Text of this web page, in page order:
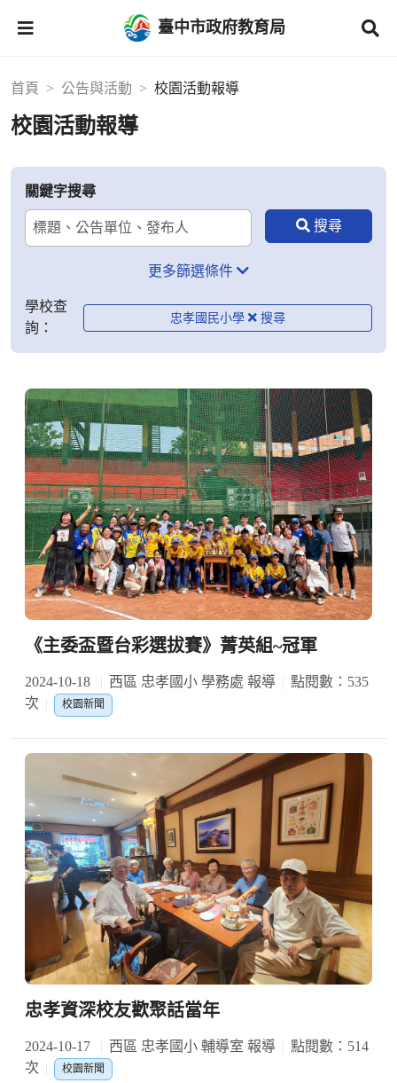
臺中市政府教育局
首頁 公告與活動 校園活動報導
校園活動報導
關鍵字搜尋
更多篩選條件
學校查
詢：
忠孝國民小學
《主委盃暨台彩選拔賽》菁英組~冠軍
2024-10-18 西區 忠孝國小 學務處 報導
點閱數：535
次
校園新聞
忠孝資深校友歡聚話當年
2024-10-17 西區 忠孝國小 輔導室 報導
點閱數：514
次
校園新聞